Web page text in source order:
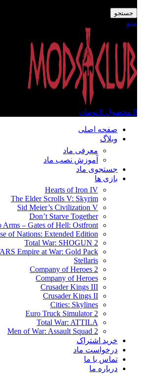
جستجو
منو
0 محصول 0 تومان
صفحه اصلی
وبلاگ
معرفی ماد
آموزش نصب ماد
جستجوی ماد
بازی ها
Hearts of Iron IV
The Elder Scrolls V: Skyrim
Sid Meier’s Civilization V
Don’t Starve Together
Arms – Gates of Hell: Ostfront
of Nations: Extended Edition
Total War: SHOGUN 2
Empire at War: Gold Pack
Stellaris
Company of Heroes 2
Company of Heroes
Crusader Kings III
Crusader Kings II
Cities: Skylines
Euro Truck Simulator 2
Total War: ATTILA
Men of War: Assault Squad 2
خرید اشتراک
درخواست ماد
تماس با ما
درباره ما